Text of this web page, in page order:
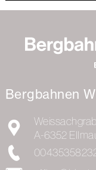
Bergbahnen
A-6352